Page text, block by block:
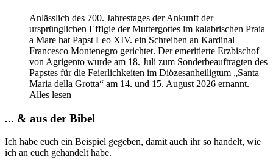
Anlässlich des 700. Jahrestages der Ankunft der
ursprünglichen Effigie der Muttergottes im kаlabrischen Praia
a Mare hat Papst Leo XIV. ein Schreiben an Kardinal
Francesco Montenegro gerichtet. Der emeritierte Erzbischof
von Agrigento wurde am 18. Juli zum Sonderbeauftragten des
Papstes für die Feierlichkeiten im Diözesanheiligtum „Santa
Maria della Grotta“ am 14. und 15. August 2026 ernannt.
Alles lesen
... & aus der Bibel
Ich habe euch ein Beispiel gegeben, damit auch ihr so handelt, wie
ich an euch gehandelt habe.